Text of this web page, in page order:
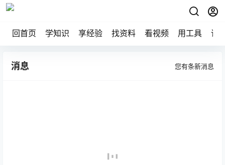
回首页 学知识 享经验 找资料 看视频 用工具 论
消息 您有条新消息